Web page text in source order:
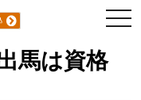
馬は資格